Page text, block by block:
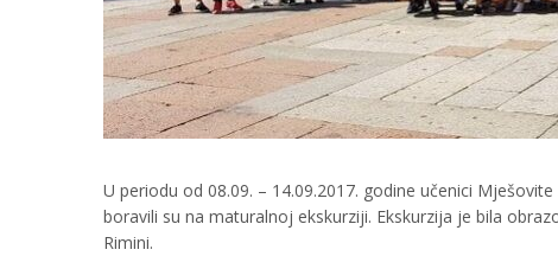
U periodu od 08.09. – 14.09.2017. godine učenici
boravili su na maturalnoj ekskurziji. Ekskurzija je bila
Rimini.